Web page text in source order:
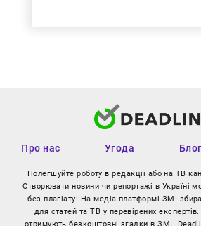
Про нас Угода Блог
Полегшуйте роботу в редакції або на ТВ
Створювати новини чи репортажі в Україні
без плагіату! На медіа-платформі ЗМІ
для статей та ТВ у перевірених